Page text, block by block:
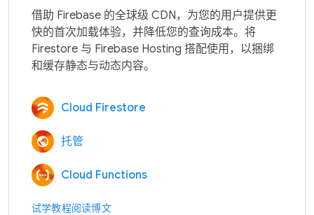
借助 Firebase 的全球级 CDN，为您的用户提供更
快的首次加载体验，并降低您的查询成本。将
Firestore 与 Firebase Hosting 搭配使用，以捆绑
Cloud Firestore
托管
Cloud Functions
试学教程阅读博文